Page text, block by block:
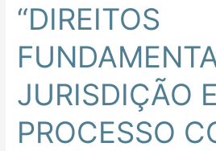
“DIREITOS
JURISDIÇÃO E
PROCESSO
INTERNACIONAL
FUNDAMENTAIS,
E
PROCESSO
COLETIVO”